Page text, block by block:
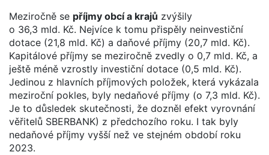
Meziročně se příjmy obcí a krajů zvýšily
o 36,3 mld. Kč. Nejvíce k tomu přispěly neinvestiční
dotace (21,8 mld. Kč) a daňové příjmy (20,7 mld. Kč).
Kapitálové příjmy se meziročně zvedly o 0,7 mld. Kč, a
ještě méně vzrostly investiční dotace (0,5 mld. Kč).
Jedinou z hlavních příjmových položek, která vykázala
meziroční pokles, byly nedaňové příjmy (o 7,3 mld. Kč).
Je to důsledek skutečnosti, že dozněl efekt vyrovnání
věřitelů SBERBANK) z předchozího roku. I tak byly
nedaňové příjmy vyšší než ve stejném období roku
2023.